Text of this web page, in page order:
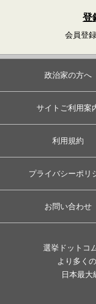
登
会員登
政治家の方へ
サイトご利用案
利用規約
プライバシーポリ
お問い合わせ
選挙ドットコ
より多く
日本最